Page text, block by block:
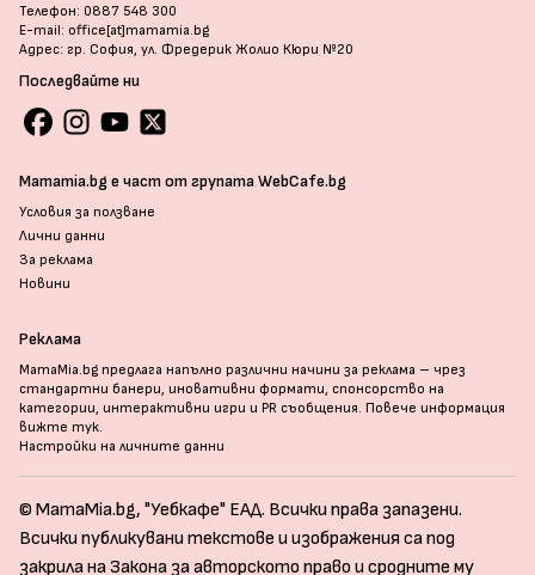
Телефон: 0887 548 300
E-mail: office[at]mamamia.bg
Адрес: гр. София, ул. Фредерик Жолио Кюри №20
Последвайте ни
Mamamia.bg е част от групата WebCafe.bg
Условия за ползване
Лични данни
За реклама
Новини
Реклама
MamaMia.bg предлага напълно различни начини за реклама – чрез
стандартни банери, иновативни формати, спонсорство на
категории, интерактивни игри и PR съобщения. Повече информация
вижте тук.
Настройки на личните данни
© MamaMia.bg, "Уебкафе" ЕАД. Всички права запазени.
Всички публикувани текстове и изображения са под
закрила на Закона за авторското право и сродните му